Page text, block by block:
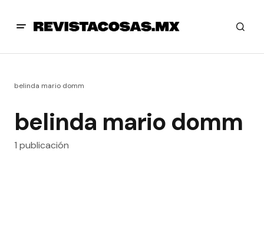
belinda mario domm
belinda mario domm
1 publicación